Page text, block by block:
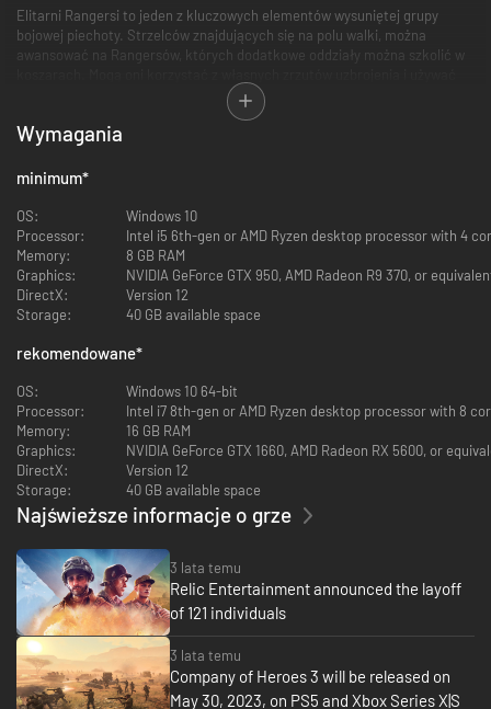
Elitarni Rangersi to jeden z kluczowych elementów wysuniętej grupy
bojowej piechoty. Strzelców znajdujących się na polu walki, można
awansować na Rangersów, których dodatkowe oddziały można szkolić w
maksymalnie aż 6 rodzajów broni, od miotaczy ognia aż po BAR-y.
Wysunięta grupa bojowa piechoty korzysta też ze wsparcia
którzy mogą ustawiać radiolatarnie artyleryjskie. Te zamaskowane
artylerii.
Haubica M1 105 mm zapewnia twoim oddziałom średnie wsparcie
artyleryjskie i można ją ulepszyć do poziomu, na którym ostrzeliwuje
nieprzyjaciela automatycznie, pozwalając ci bardziej skoncentrować się
na przeprowadzanej ofensywie.
I wreszcie, jeśli sytuacja wymaga skoncentrowanego ciężkiego ostrzału
Doskonale sprawdza się przy niszczeniu linii nieprzyjaciela lub do
zapewniania przewagi podczas dużych operacji.
Oddziały rezerwy piechoty obrony wybrzeża to wszechstronna i
skoncentrowana na defensywie formacja, która zapewni przebiegłemu
dowódcy wiele rozwiązań taktycznych. Ci rezerwiści potrafią wznosić
wszelkie struktury obronne, od barier przeciwczołgowych aż po betonowe
bunkry. Rezerwy nadbrzeżne zyskują też premie bojowe, gdy walczą zza
osłony lub w pobliżu bunkrów.
Wymagania
minimum*
OS:
Windows 10
Processor:
Intel i5 6th-gen or AMD Ryzen desktop processor with 4
Memory:
8 GB RAM
Graphics:
NVIDIA GeForce GTX 950, AMD Radeon R9 370, or
DirectX:
Version 12
Storage:
40 GB available space
rekomendowane*
OS:
Windows 10 64-bit
Processor:
Intel i7 8th-gen or AMD Ryzen desktop processor with 8
Memory:
16 GB RAM
Graphics:
NVIDIA GeForce GTX 1660, AMD Radeon RX 5600, or
DirectX:
Version 12
Storage:
40 GB available space
Najświeższe informacje o grze
3 lata temu
Relic Entertainment announced the layoff
of 121 individuals
3 lata temu
Company of Heroes 3 will be released on
May 30, 2023, on PS5 and Xbox Series X|S